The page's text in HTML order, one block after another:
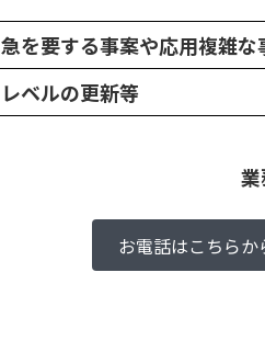
急を要する事案や応用複雑な
レベルの更新等
業
お電話はこちらか